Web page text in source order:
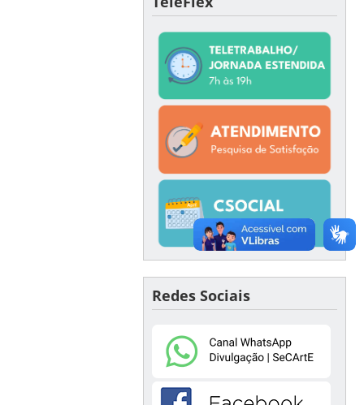
Redes Sociais